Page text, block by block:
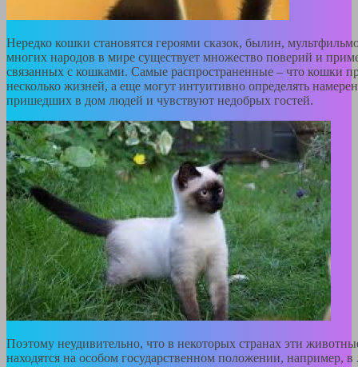
Нередко кошки становятся героями сказок, былин,
многих народов в мире существует множество поверий и
связанных с кошками. Самые распространенные – что кошки
несколько жизней, а еще могут интуитивно определять
пришедших в дом людей и чувствуют недобрых гостей.
Поэтому неудивительно, что в некоторых странах эти
находятся на особом государственном положении, например,